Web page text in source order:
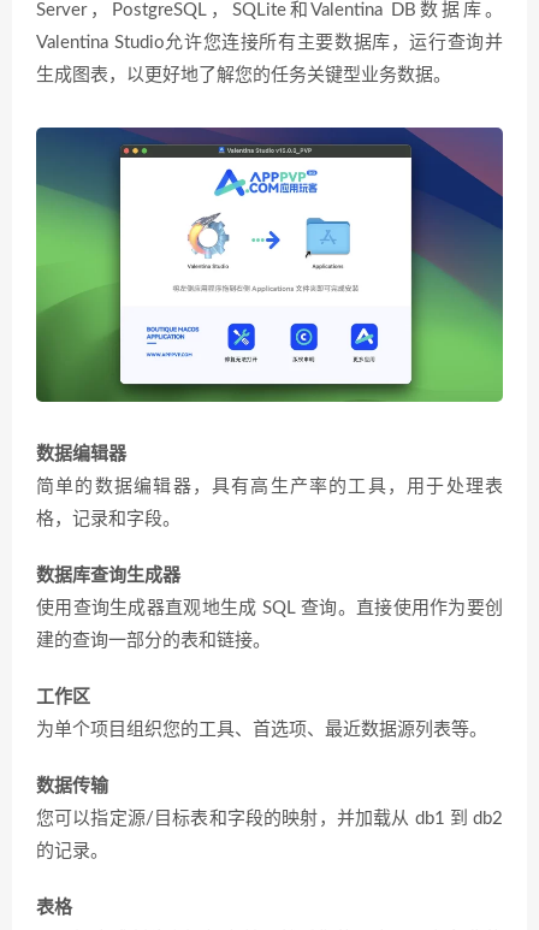
Server，PostgreSQL，SQLite和Valentina DB数据库。
Valentina Studio允许您连接所有主要数据库，运行查询并
生成图表，以更好地了解您的任务关键型业务数据。
数据编辑器
简单的数据编辑器，具有高生产率的工具，用于处理表
格，记录和字段。
数据库查询生成器
使用查询生成器直观地生成 SQL 查询。直接使用作为要创
建的查询一部分的表和链接。
工作区
为单个项目组织您的工具、首选项、最近数据源列表等。
数据传输
您可以指定源/目标表和字段的映射，并加载从 db1 到 db2
的记录。
表格